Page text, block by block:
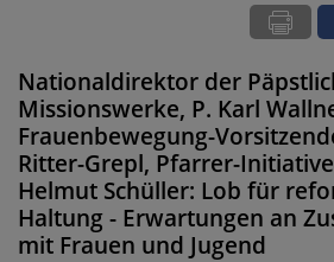
Nationaldirektor der
Missionswerke, P. Karl
Frauenbewegung-
Ritter-Grepl, Pfarrer-
Helmut Schüller: Lob für
Haltung - Erwartungen an
mit Frauen und Jugend